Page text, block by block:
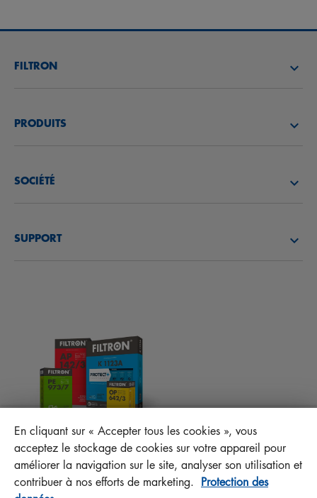
FILTRON
TROUVEZ UN DISTRIBUTEUR
PRODUITS
PROTECT+
SOCIÉTÉ
SUPPORT
FAQ
MANN+HUMMEL FT Poland
Sp. z o. o. Sp. k.
ul. Wrocławska 145, 63-800 GOSTYŃ, POLAND
En cliquant sur « Accepter tous les cookies », vous
acceptez le stockage de cookies sur votre appareil pour
améliorer la navigation sur le site, analyser son utilisation et
contribuer à nos efforts de marketing. Protection des